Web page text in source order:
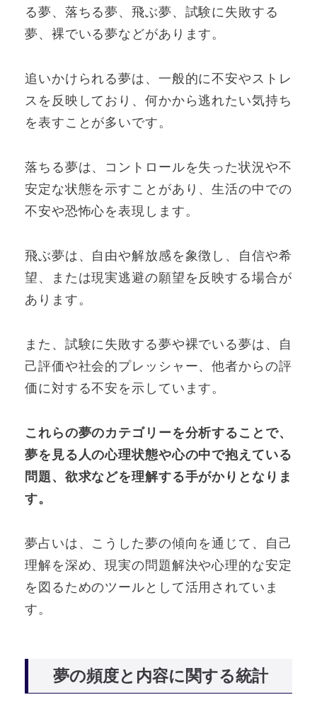
る夢、落ちる夢、飛ぶ夢、試験に失敗する
夢、裸でいる夢などがあります。
追いかけられる夢は、一般的に不安やストレ
スを反映しており、何かから逃れたい気持ち
を表すことが多いです。
落ちる夢は、コントロールを失った状況や不
安定な状態を示すことがあり、生活の中での
不安や恐怖心を表現します。
飛ぶ夢は、自由や解放感を象徴し、自信や希
望、または現実逃避の願望を反映する場合が
あります。
また、試験に失敗する夢や裸でいる夢は、自
己評価や社会的プレッシャー、他者からの評
価に対する不安を示しています。
これらの夢のカテゴリーを分析することで、
夢を見る人の心理状態や心の中で抱えている
問題、欲求などを理解する手がかりとなりま
す。
夢占いは、こうした夢の傾向を通じて、自己
理解を深め、現実の問題解決や心理的な安定
を図るためのツールとして活用されていま
す。
夢の頻度と内容に関する統計